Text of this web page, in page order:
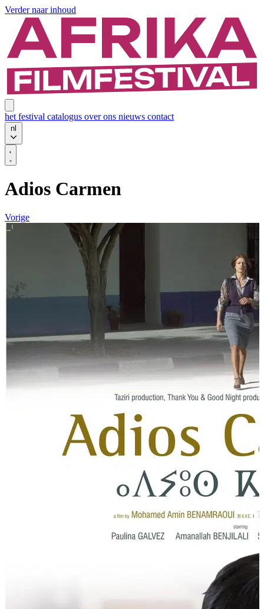
Verder naar inhoud
het festival catalogus over ons nieuws contact
nl
Adios Carmen
Vorige